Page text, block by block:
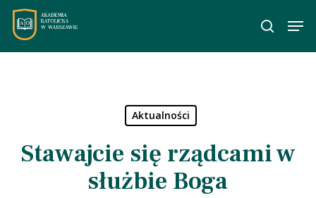
Skip
main
Aktualności
Stawajcie się rządcami w
służbie Boga